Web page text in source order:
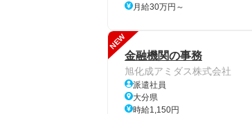
月給30万円～
NEW
金融機関の事務
旭化成アミダス株式会社
派遣社員
大分県
時給1,150円